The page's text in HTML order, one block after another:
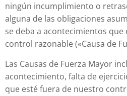
ningún incumplimiento o
alguna de las obligaciones
se deba a acontecimientos
control razonable («Causa de
Las Causas de Fuerza Mayor
acontecimiento, falta de
que esté fuera de nuestro